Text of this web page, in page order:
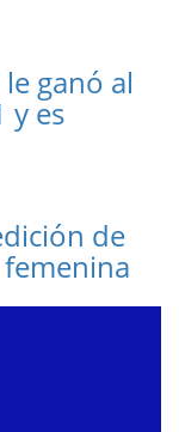
ganó al
y es
de